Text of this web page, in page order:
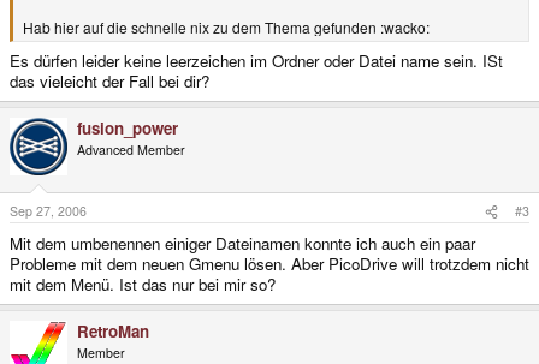
Hab hier auf die schnelle nix zu dem Thema gefunden :wacko:
Es dürfen leider keine leerzeichen im Ordner oder Datei name sein. ISt
das vieleicht der Fall bei dir?
fusion_power
Advanced Member
Sep 27, 2006 #3
Mit dem umbenennen einiger Dateinamen konnte ich auch ein paar
Probleme mit dem neuen Gmenu lösen. Aber PicoDrive will trotzdem nicht
mit dem Menü. Ist das nur bei mir so?
RetroMan
Member